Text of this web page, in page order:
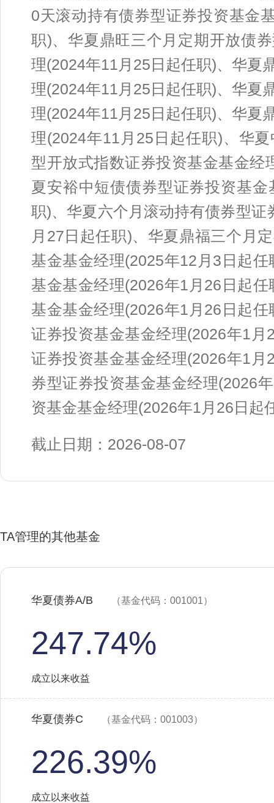
0天滚动持有债券型证券投资基金
职)、华夏鼎旺三个月定期开放债
理(2024年11月25日起任职)、华夏
理(2024年11月25日起任职)、华夏
理(2024年11月25日起任职)、华夏
理(2024年11月25日起任职)、华
型开放式指数证券投资基金基金经
夏安裕中短债债券型证券投资基
职)、华夏六个月滚动持有债券型
月27日起任职)、华夏鼎福三个月
基金基金经理(2025年12月3日起
基金基金经理(2026年1月26日起
基金基金经理(2026年1月26日起
证券投资基金基金经理(2026年1
证券投资基金基金经理(2026年1
券型证券投资基金基金经理(2026
资基金基金经理(2026年1月26日起
截止日期：2026-08-07
TA管理的其他基金
华夏债券A/B （基金代码：001001）
247.74%
成立以来收益
华夏债券C （基金代码：001003）
226.39%
成立以来收益